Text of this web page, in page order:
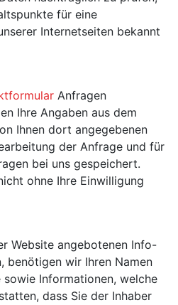
für eine
Internetseiten bekannt
Anfragen
Ihre Angaben aus dem
Ihnen dort angegebenen
der Anfrage und für
bei uns gespeichert.
ohne Ihre Einwilligung
Website angebotenen Info-
benötigen wir Ihren Namen
sowie Informationen, welche
dass Sie der Inhaber